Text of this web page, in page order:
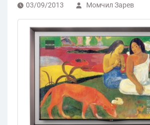
03/09/2013 Момчил Зарев